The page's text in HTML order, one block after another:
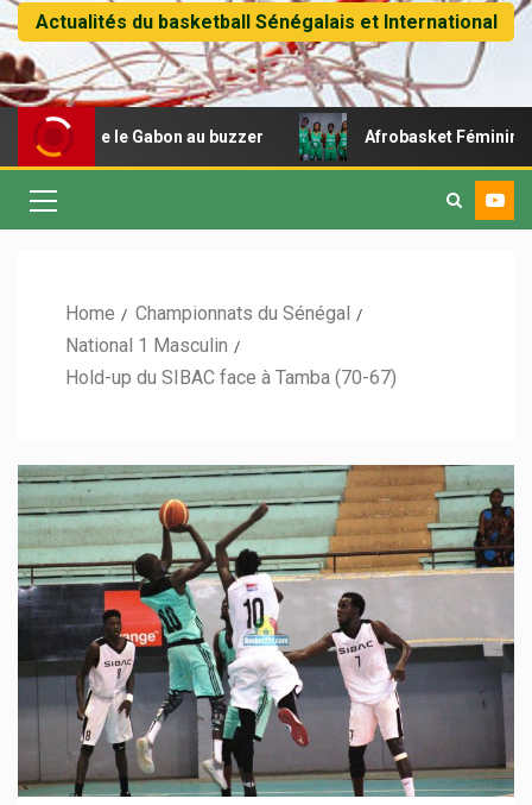
Actualités du basketball Sénégalais et International
le Gabon au buzzer Afrobasket Féminin U18 –
Home
Championnats du Sénégal
National 1 Masculin
Hold-up du SIBAC face à Tamba (70-67)